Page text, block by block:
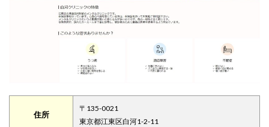
住所
〒135-0021
東京都江東区白河1-2-11